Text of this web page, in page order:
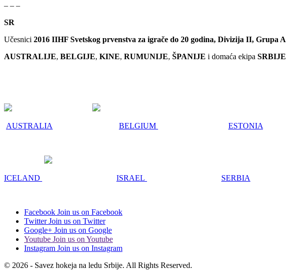
– – –
SR
Učesnici 2016 IIHF Svetskog prvenstva za igrače do 20 godina, Divizija II, Grupa A
AUSTRALIJE, BELGIJE, KINE, RUMUNIJE, ŠPANIJE i domaća ekipa SRBIJE
AUSTRALIA BELGIUM ESTONIA
ICELAND ISRAEL SERBIA
Facebook Join us on Facebook
Twitter Join us on Twitter
Google+ Join us on Google
Youtube Join us on Youtube
Instagram Join us on Instagram
© 2026 - Savez hokeja na ledu Srbije. All Rights Reserved.